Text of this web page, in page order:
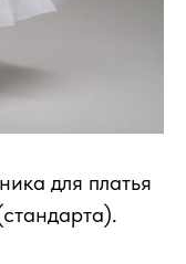
для платья